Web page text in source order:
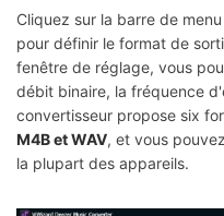
Cliquez sur la barre de
pour définir le format de
fenêtre de réglage, vous
débit binaire, la fréquence
convertisseur propose six
M4B et WAV, et vous
la plupart des appareils.